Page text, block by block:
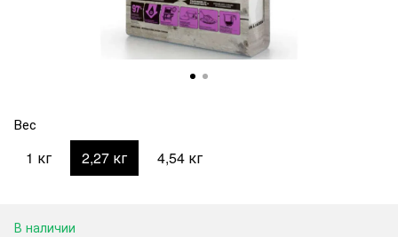
Вес
1 кг 2,27 кг 4,54 кг
В наличии